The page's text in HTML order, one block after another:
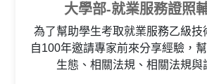
大學部-就業服務證照
為了幫助學生考取就業服務乙級技
自100年邀請專家前來分享經驗，
生態、相關法規、相關法規與